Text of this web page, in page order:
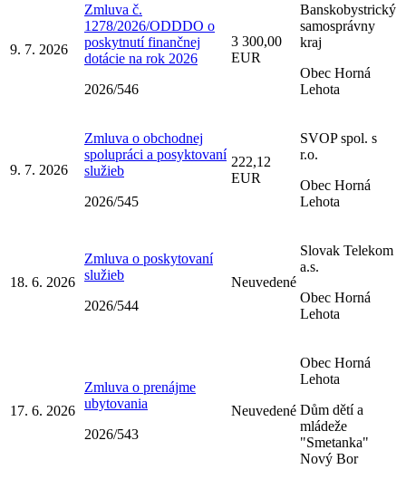
9. 7. 2026
Zmluva č.
1278/2026/ODDDO o
poskytnutí finančnej
dotácie na rok 2026
2026/546
3 300,00
EUR
Banskobystrický
samosprávny
kraj
Obec Horná
Lehota
9. 7. 2026
Zmluva o obchodnej
spolupráci a posyktovaní
služieb
2026/545
222,12
EUR
SVOP spol. s
r.o.
Obec Horná
Lehota
18. 6. 2026
Zmluva o poskytovaní
služieb
2026/544
Neuvedené
Slovak Telekom
a.s.
Obec Horná
Lehota
17. 6. 2026
Zmluva o prenájme
ubytovania
2026/543
Neuvedené
Obec Horná
Lehota
Dům dětí a
mládeže
"Smetanka"
Nový Bor